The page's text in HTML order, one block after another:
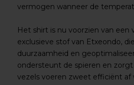
vermogen wanneer de
Het shirt is nu voorzien van
exclusieve stof van Etxeondo,
duurzaamheid en
ondersteunt de spieren en
vezels voeren zweet efficiënt af